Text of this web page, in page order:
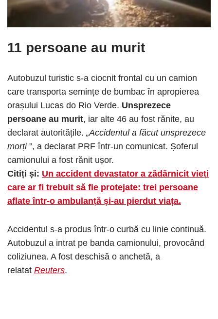
11 persoane au murit
Autobuzul turistic s-a ciocnit frontal cu un camion
care transporta semințe de bumbac în apropierea
orașului Lucas do Rio Verde. Unsprezece
persoane au murit, iar alte 46 au fost rănite, au
declarat autoritățile. „Accidentul a făcut unsprezece
morți”, a declarat PRF într-un comunicat. Șoferul
camionului a fost rănit ușor.
Citiți și: Un accident devastator a zădărnicit vieți
care ar fi trebuit să fie protejate: trei persoane
aflate într‑o ambulanță și-au pierdut viața.
Accidentul s-a produs într-o curbă cu linie continuă.
Autobuzul a intrat pe banda camionului, provocând
coliziunea. A fost deschisă o anchetă, a
relatat Reuters.